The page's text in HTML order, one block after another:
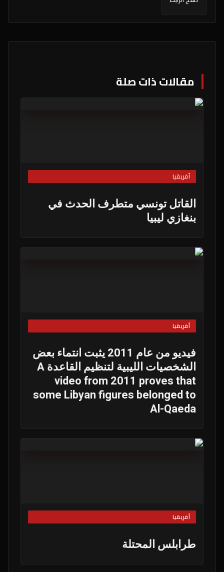
مقالات ذات صلة
أفريقيا
القاتل تونسي متطرف الحدث في
بنغازي ليبيا
أفريقيا
فيديو من عام 2011 يثبت انتماء بعض
الشخصيات الليبية لتنظيم القاعدة A
video from 2011 proves that
some Libyan figures belonged to
Al-Qaeda
أفريقيا
طرابلس المحتلة